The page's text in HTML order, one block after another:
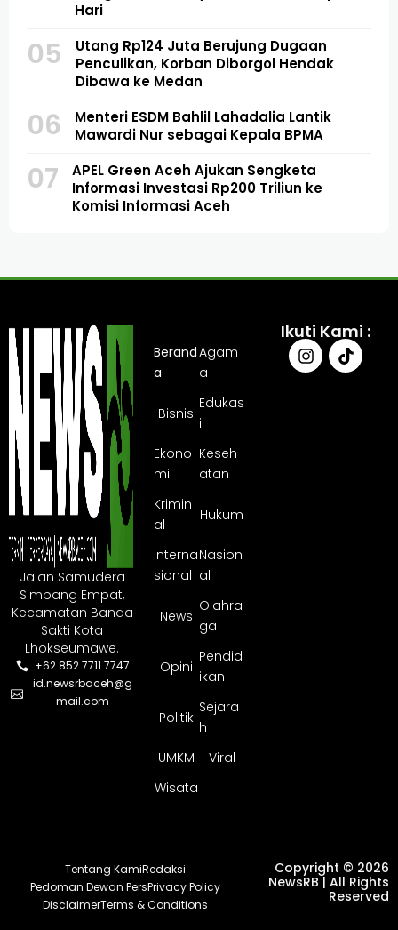
Hari
05
Utang Rp124 Juta Berujung Dugaan
Penculikan, Korban Diborgol Hendak
Dibawa ke Medan
06
Menteri ESDM Bahlil Lahadalia Lantik
Mawardi Nur sebagai Kepala BPMA
07
APEL Green Aceh Ajukan Sengketa
Informasi Investasi Rp200 Triliun ke
Komisi Informasi Aceh
Jalan Samudera
Simpang Empat,
Kecamatan Banda
Sakti Kota
Lhokseumawe.
+62 852 7711 7747
id.newsrbaceh@g
mail.com
Berand
a
Agam
a
Bisnis
Edukas
i
Ekono
mi
Keseh
atan
Krimin
al
Hukum
Interna
sional
Nasion
al
News
Olahra
ga
Opini
Pendid
ikan
Politik
Sejara
h
UMKM
Viral
Wisata
Ikuti Kami :
Tentang KamiRedaksi
Pedoman Dewan PersPrivacy Policy
DisclaimerTerms & Conditions
Copyright © 2026
NewsRB | All Rights
Reserved